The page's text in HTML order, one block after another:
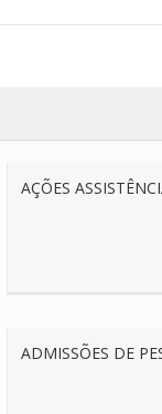
AÇÕES
ADMISSÕES DE